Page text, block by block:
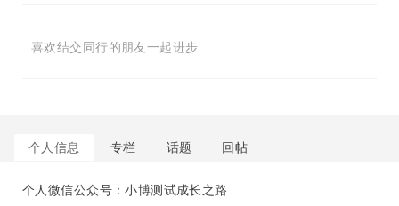
喜欢结交同行的朋友一起进步
个人信息 专栏 话题 回帖
个人微信公众号：小博测试成长之路